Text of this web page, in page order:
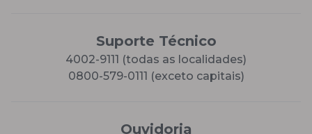
Suporte Técnico
4002-9111 (todas as localidades)
0800-579-0111 (exceto capitais)
Ouvidoria